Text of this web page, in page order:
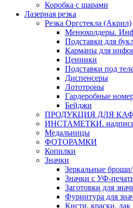
Коробка с шарами
Лазерная резка
Резка Оргстекла (Акрил)
Менюхолдеры.
Подставки для
Карманы для
Ценники
Подставки под
Диспенсеры
Лототроны
Гардеробные
Бейджи
ПРОДУКЦИЯ ДЛЯ
ИНСТАМЕТКИ.
Медальницы
ФОТОРАМКИ
Копилки
Значки
Зеркальные броши/
Значки с УФ-
Заготовки для
Фурнитура для
Кисти, краски, лак